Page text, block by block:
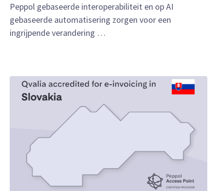
Peppol gebaseerde interoperabiliteit en op AI
gebaseerde automatisering zorgen voor een
ingrijpende verandering …